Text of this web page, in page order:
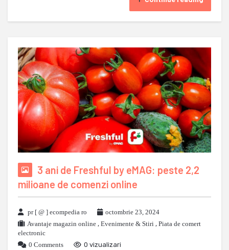
3 ani de Freshful by eMAG: peste 2,2
milioane de comenzi online
pr [ @ ] ecompedia ro
octombrie 23, 2024
Avantaje magazin online , Evenimente & Stiri , Piata de comert
electronic
0 Comments
0 vizualizari